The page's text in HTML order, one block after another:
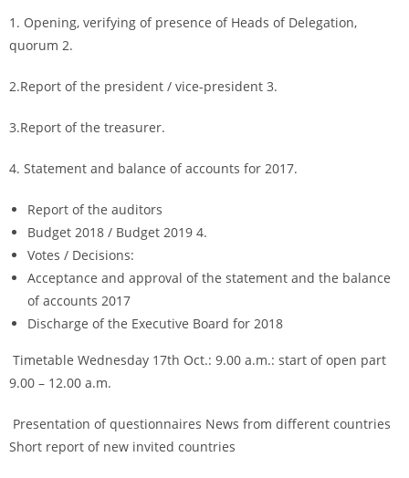
1. Opening, verifying of presence of Heads of Delegation,
quorum 2.
2.Report of the president / vice-president 3.
3.Report of the treasurer.
4. Statement and balance of accounts for 2017.
Report of the auditors
Budget 2018 / Budget 2019 4.
Votes / Decisions:
Acceptance and approval of the statement and the balance
of accounts 2017
Discharge of the Executive Board for 2018
Timetable Wednesday 17th Oct.: 9.00 a.m.: start of open part
9.00 – 12.00 a.m.
Presentation of questionnaires News from different countries
Short report of new invited countries